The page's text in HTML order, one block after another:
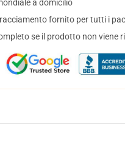
a domicilio
fornito per tutti i
se il prodotto non viene